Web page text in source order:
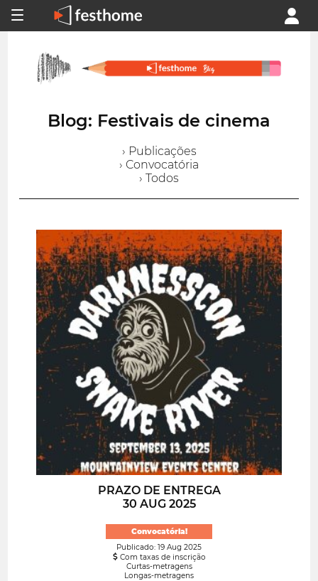
Blog: Festivais de cinema
› Publicações
› Convocatória
› Todos
PRAZO DE ENTREGA
30 AUG 2025
Convocatória!
Publicado: 19 Aug 2025
Com taxas de inscrição
Curtas-metragens
Longas-metragens